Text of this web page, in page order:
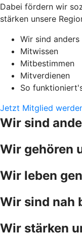
Dabei fördern wir
stärken unsere
Wir sind anders
Mitwissen
Mitbestimmen
Mitverdienen
So
Jetzt Mitglied
Wir sind
Wir gehören
Wir leben
Wir sind nah
Wir stärken